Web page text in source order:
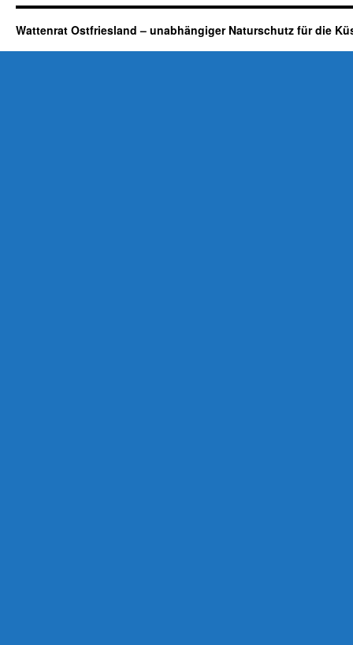
Wattenrat Ostfriesland – unabhängiger Naturschutz für die